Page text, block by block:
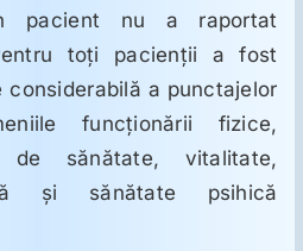
pacient nu a raportat
toţi pacienţii a fost
considerabilă a punctajelor
funcţionării fizice,
de sănătate, vitalitate,
şi sănătate psihică